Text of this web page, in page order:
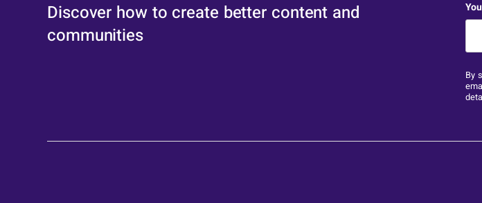
Discover how to create better content and
communities
By